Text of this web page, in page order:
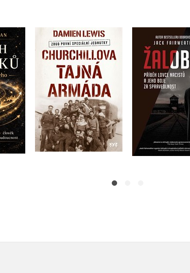
Churchillova tajná
armáda
Damien Lewis
Do košíku
469 Kč
375 Kč
Jack
Do košíku
472 Kč